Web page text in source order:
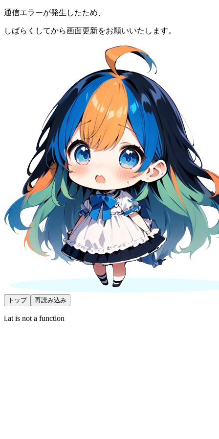
通信エラーが発生したため、
しばらくしてから画面更新をお願いいたします。
トップ 再読み込み
i.at is not a function